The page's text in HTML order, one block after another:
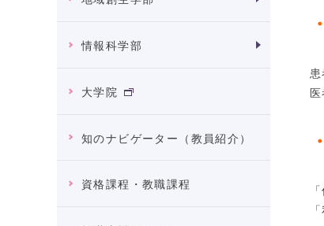
情報科学部
大学院
知のナビゲーター（教員紹介）
資格課程・教職課程